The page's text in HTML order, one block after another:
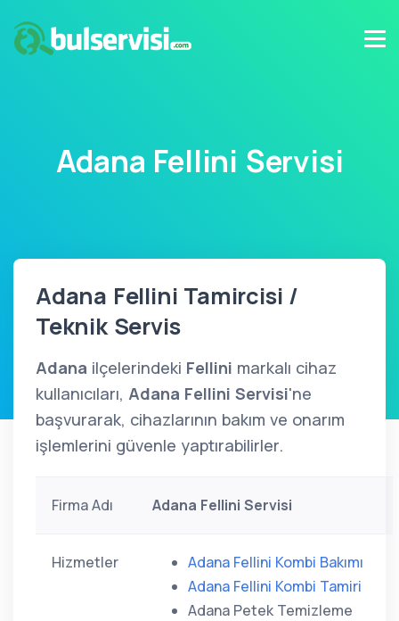
Adana Fellini Servisi
Adana Fellini Tamircisi /
Teknik Servis
Adana ilçelerindeki Fellini markalı cihaz
kullanıcıları, Adana Fellini Servisi'ne
başvurarak, cihazlarının bakım ve onarım
işlemlerini güvenle yaptırabilirler.
Firma Adı Adana Fellini Servisi
Hizmetler
Adana Fellini Kombi Bakımı
Adana Fellini Kombi Tamiri
Adana Petek Temizleme